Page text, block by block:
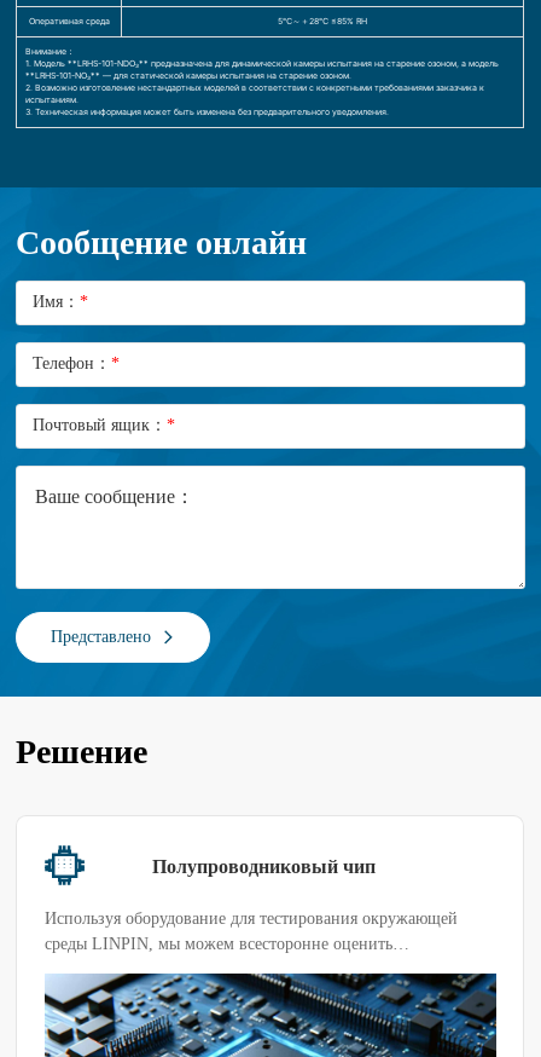
Оперативная среда 5℃～＋28℃ ≤85% RH
Внимание：
1. Модель **LRHS-101-NDO₃** предназначена для динамической камеры испытания на старение озоном, а модель
**LRHS-101-NO₃** — для статической камеры испытания на старение озоном.
2. Возможно изготовление нестандартных моделей в соответствии с конкретными требованиями заказчика к
испытаниям.
3. Техническая информация может быть изменена без предварительного уведомления.
Сообщение онлайн
Имя：*
Телефон：*
Почтовый ящик：*
Ваше сообщение：
Представлено
Решение
Полупроводниковый чип
Используя оборудование для тестирования окружающей
среды LINPIN, мы можем всесторонне оценить
производительность чипов в различных экстремальных
условиях, чтобы обеспечить их эффективную и стабильную
работу в практических приложениях. При наличии
определенных потребностей в продукте или тестировании